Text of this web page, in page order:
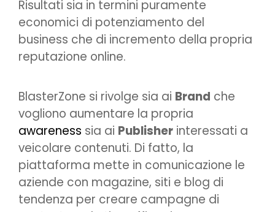
Risultati sia in termini puramente
economici di potenziamento del
business che di incremento della propria
reputazione online.
BlasterZone si rivolge sia ai Brand che
vogliono aumentare la propria
awareness sia ai Publisher interessati a
veicolare contenuti. Di fatto, la
piattaforma mette in comunicazione le
aziende con magazine, siti e blog di
tendenza per creare campagne di